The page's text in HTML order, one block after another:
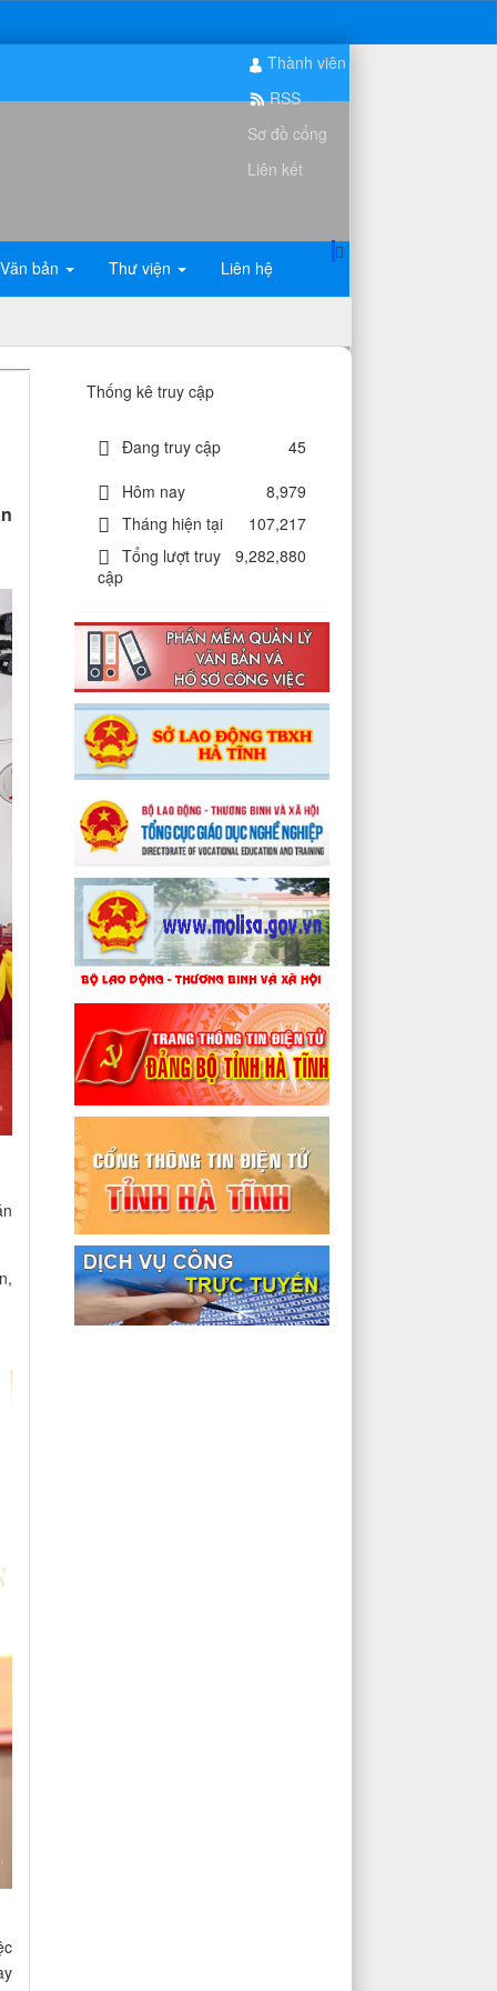
Văn bản Thư viện Liên hệ
Thành viên
RSS
Sơ đồ cổng
Liên kết
Thống kê truy cập
Đang truy cập
45
Hôm nay
8,979
Tháng hiện tại
107,217
Tổng lượt truy
cập
9,282,880